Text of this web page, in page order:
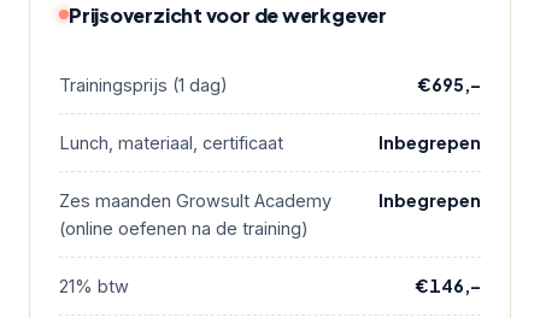
Prijsoverzicht voor de werkgever
Trainingsprijs (1 dag) €695,–
Lunch, materiaal, certificaat Inbegrepen
Zes maanden Growsult Academy
(online oefenen na de training)
Inbegrepen
21% btw €146,–